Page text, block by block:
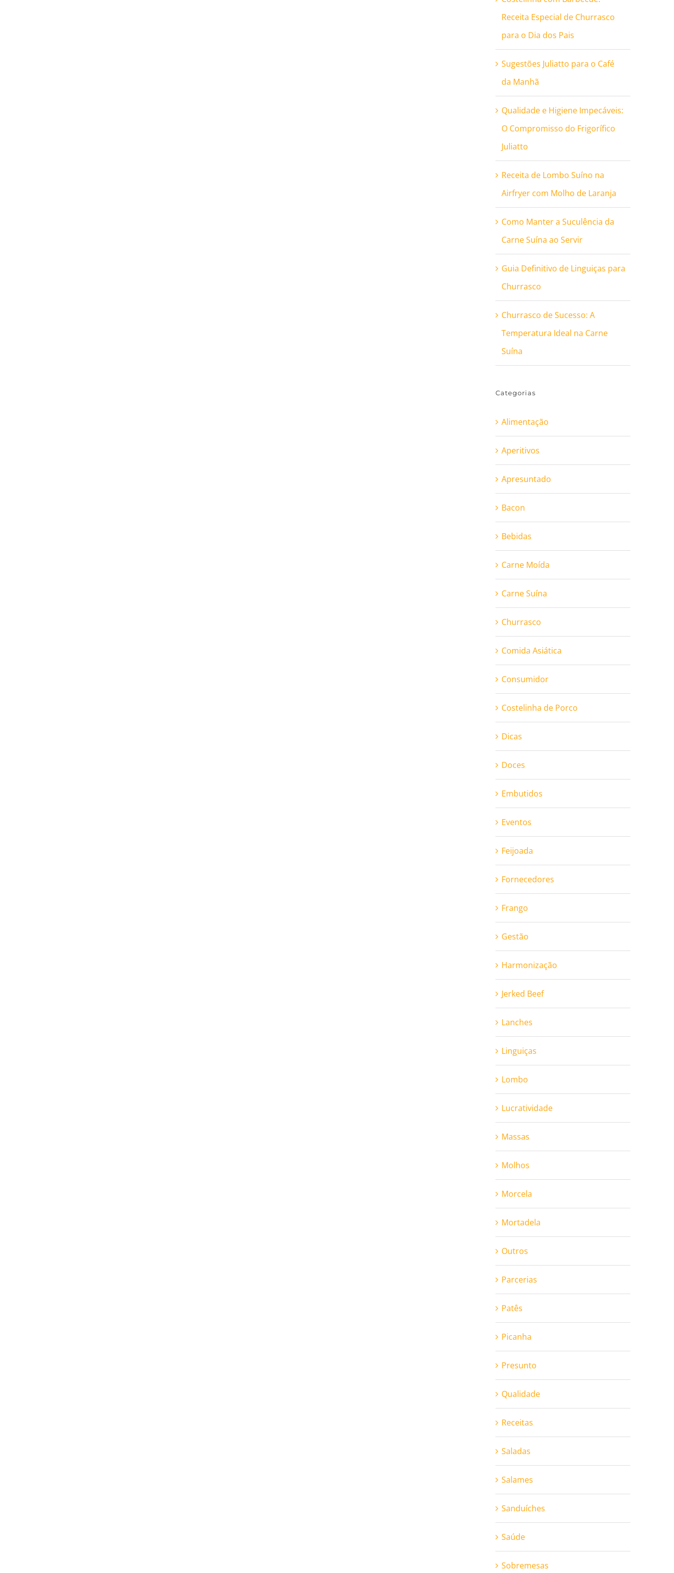
Receita Especial de Churrasco
para o Dia dos Pais
Sugestões Juliatto para o Café
da Manhã
Qualidade e Higiene Impecáveis:
O Compromisso do Frigorífico
Juliatto
Receita de Lombo Suíno na
Airfryer com Molho de Laranja
Como Manter a Suculência da
Carne Suína ao Servir
Guia Definitivo de Linguiças para
Churrasco
Churrasco de Sucesso: A
Temperatura Ideal na Carne
Suína
Categorias
Alimentação
Aperitivos
Apresuntado
Bacon
Bebidas
Carne Moída
Carne Suína
Churrasco
Comida Asiática
Consumidor
Costelinha de Porco
Dicas
Doces
Embutidos
Eventos
Feijoada
Fornecedores
Frango
Gestão
Harmonização
Jerked Beef
Lanches
Linguiças
Lombo
Lucratividade
Massas
Molhos
Morcela
Mortadela
Outros
Parcerias
Patês
Picanha
Presunto
Qualidade
Receitas
Saladas
Salames
Sanduíches
Saúde
Sobremesas